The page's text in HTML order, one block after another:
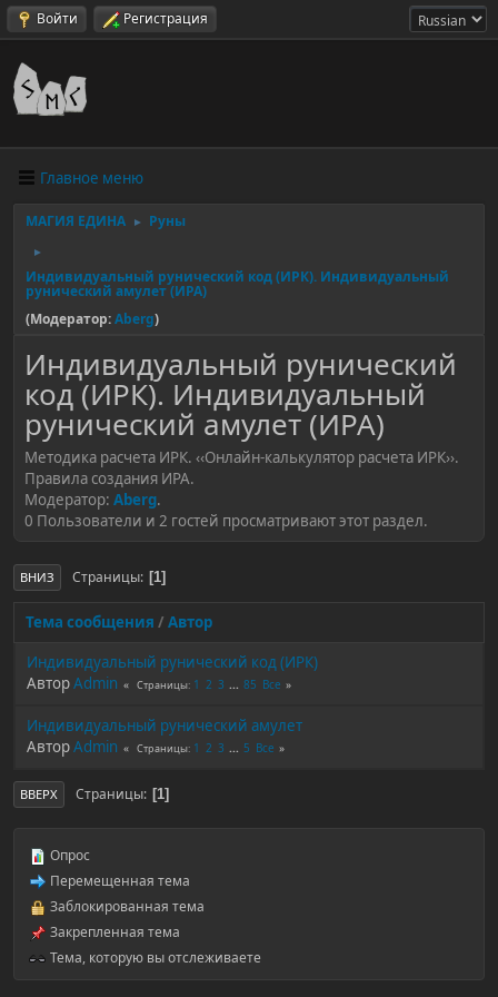
Войти Регистрация
Главное меню
МАГИЯ ЕДИНА ► Руны
►
Индивидуальный рунический код (ИРК). Индивидуальный
рунический амулет (ИРА)
(Модератор:Aberg)
Индивидуальный рунический
код (ИРК). Индивидуальный
рунический амулет (ИРА)
Методика расчета ИРК. ‹‹Онлайн-калькулятор расчета ИРК››.
Правила создания ИРА.
Модератор: Aberg.
0 Пользователи и 2 гостей просматривают этот раздел.
ВНИЗ Страницы 1
Тема сообщения / Автор
Индивидуальный рунический код (ИРК)
АвторAdmin Страницы 1 2 3 ... 85 Все
Индивидуальный рунический амулет
АвторAdmin Страницы 1 2 3 ... 5 Все
ВВЕРХ Страницы 1
Опрос
Перемещенная тема
Заблокированная тема
Закрепленная тема
Тема, которую вы отслеживаете